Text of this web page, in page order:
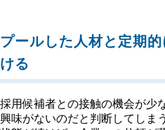
プールした人材と定期
ける
採用候補者との接触の機会が少
興味がないのだと判断してしま